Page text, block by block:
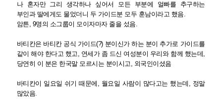
나 혼자만 그리 생각하나 싶어서 모든 부분에 얼빠를 추구하는
부인과 딸에게도 물었더니 두 가이드분 모두 훈남이라고 했음.
암튼, 9명의 소그룹이 모이자마자 줄을 섰음.
바티칸은 바티칸 공식 가이드(?) 분이신가 하는 분이 추가로 가이드를
같이 해야 한다고 했고, 연세가 좀 드신 여성분이 우리와 함께 했는데,
당연히 이 분은 한국말 모르시는 분이시고, 외국인이셨음
바티칸이 일요일 쉬기 때문에, 월요일 사람이 많다고는 했는데, 정말
많았음.